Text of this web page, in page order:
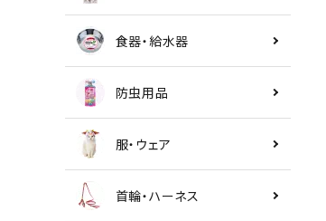
食器・給水器
防虫用品
服・ウェア
首輪・ハーネス